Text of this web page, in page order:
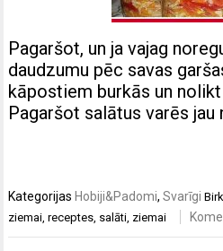
Pagaršot, un ja vajag
daudzumu pēc savas
kāpostiem burkās un
Pagaršot salātus varēs jau
Kategorijas Hobiji&Padomi,Svarīgi
ziemai,receptes, salāti, ziemai